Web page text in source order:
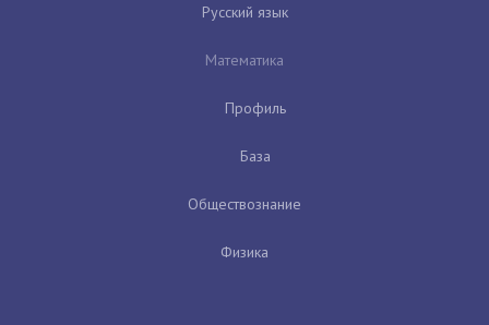
Русский язык
Математика
Профиль
База
Обществознание
Физика